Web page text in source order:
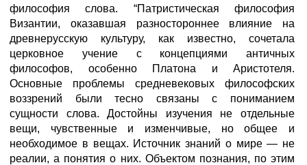
философия слова. “Патристическая философия
Византии, оказавшая разностороннее влияние на
древнерусскую культуру, как известно, сочетала
церковное учение с концепциями античных
философов, особенно Платона и Аристотеля.
Основные проблемы средневековых философских
воззрений были тесно связаны с пониманием
сущности слова. Достойны изучения не отдельные
вещи, чувственные и изменчивые, но общее и
необходимое в вещах. Источник знаний о мире — не
реалии, а понятия о них. Объектом познания, по этим